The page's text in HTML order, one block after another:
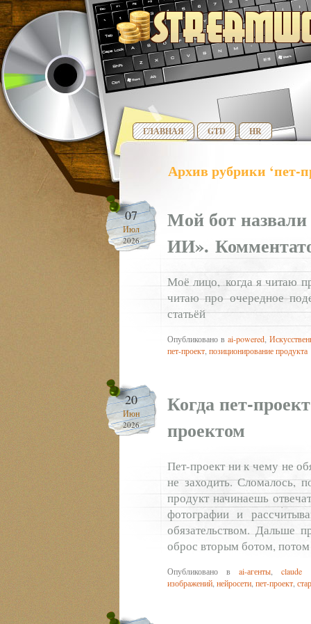
ГЛАВНАЯ GTD HR
Архив рубрики ‘пет-
07
Июл
2026
Мой бот
ИИ».
Моё лицо, когда я читаю
читаю про очередное
статьёй
Опубликовано в ai-powered
пет-проект позиционирование продукта
20
Июн
2026
Когда пет-
проектом
Пет-проект ни к чему не
не заходить. Сломалось,
продукт начинаешь
фотографии и
обязательством. Дальше
оброс вторым ботом,
Опубликовано вai-агенты ,claude
изображений нейросети пет-проект